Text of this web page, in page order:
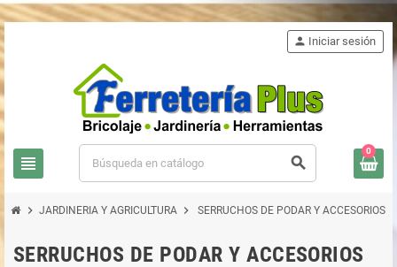
view_headline search
person Iniciar sesión
0
chevron_right JARDINERIA Y AGRICULTURA chevron_right SERRUCHOS DE PODAR Y ACCESORIOS
SERRUCHOS DE PODAR Y ACCESORIOS